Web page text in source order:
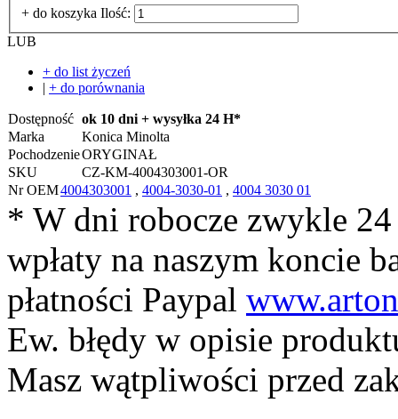
+ do koszyka Ilość:
LUB
+ do list życzeń
| + do porównania
Dostępność ok 10 dni + wysyłka 24 H*
Marka
Konica Minolta
PochodzenieORYGINAŁ
SKU
CZ-KM-4004303001-OR
Nr OEM4004303001 , 4004-3030-01 , 4004 3030 01
* W dni robocze zwykle
wpłaty na naszym koncie
płatności Paypal
Ew. błędy w opisie
Masz wątpliwości przed